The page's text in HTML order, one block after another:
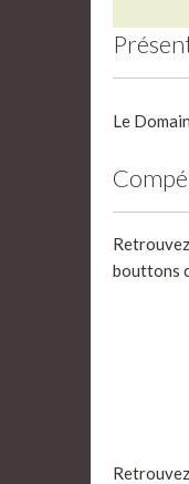
Le
bouttons